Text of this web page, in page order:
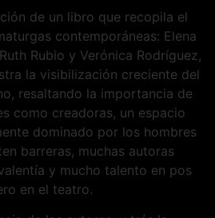
de un libro que recopila el
contemporáneas: Elena
Rubio y Verónica Rodríguez,
la visibilización creciente del
resaltando la importancia de
como creadoras, un espacio
dominado por los hombres
barreras, muchas autoras
y mucho talento en pos
en el teatro.